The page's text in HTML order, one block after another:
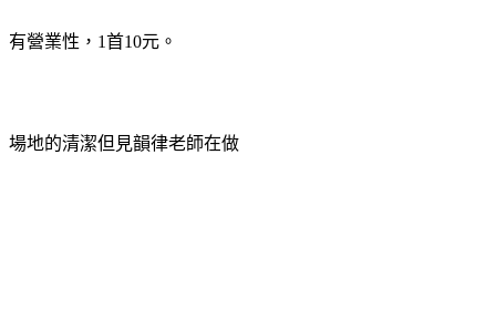
有營業性， 1首10元。
場地的清潔但見韻律老師在做